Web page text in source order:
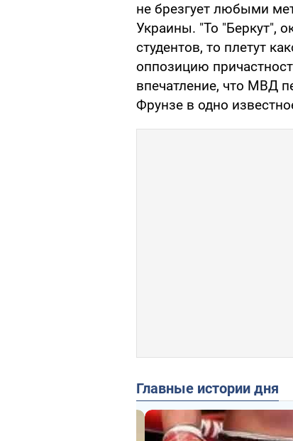
не брезгует любыми
Украины. "То "Беркут",
студентов, то плетут
оппозицию
впечатление, что МВД
Фрунзе в одно
Главные истории дня